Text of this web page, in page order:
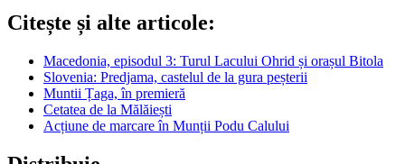
Citește și alte articole:
Macedonia, episodul 3: Turul Lacului Ohrid și orașul Bitola
Slovenia: Predjama, castelul de la gura peșterii
Muntii Țaga, în premieră
Cetatea de la Mălăiești
Acțiune de marcare în Munții Podu Calului